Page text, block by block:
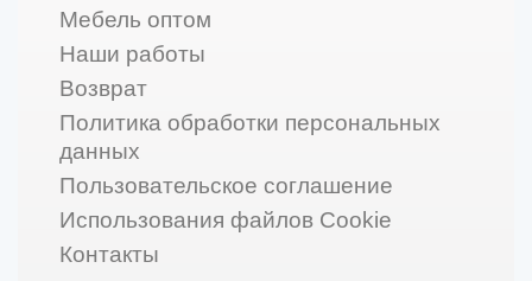
Мебель оптом
Наши работы
Возврат
Политика обработки персональных
данных
Пользовательское соглашение
Использования файлов Cookie
Контакты